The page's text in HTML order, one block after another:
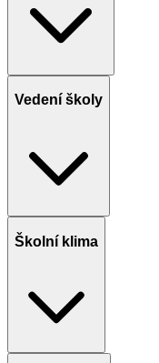
Vedení školy
Školní klima